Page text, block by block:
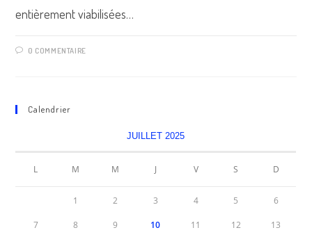
entièrement viabilisées…
0 COMMENTAIRE
Calendrier
JUILLET 2025
L M M J V S D
1 2 3 4 5 6
7 8 9 10 11 12 13